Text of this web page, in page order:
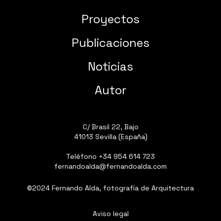
Proyectos
Publicaciones
Noticias
Autor
C/ Brasil 22, Bajo
41013 Sevilla (España)
Teléfono +34 954 614 723
fernandoalda@fernandoalda.com
©2024 Fernando Alda, fotografía de Arquitectura
Aviso legal